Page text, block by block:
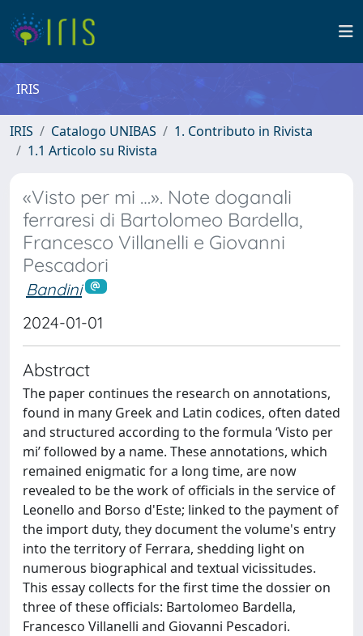
IRIS
IRIS Catalogo UNIBAS
1. Contributo in Rivista
1.1 Articolo su Rivista
«Visto per mi …». Note doganali
ferraresi di Bartolomeo Bardella,
Francesco Villanelli e Giovanni
Pescadori
Bandini
2024-01-01
Abstract
The paper continues the research on annotations,
found in many Greek and Latin codices, often dated
and structured according to the formula ‘Visto per
mi’ followed by a name. These annotations, which
remained enigmatic for a long time, are now
revealed to be the work of officials in the service of
Leonello and Borso d'Este; linked to the payment of
the import duty, they document the volume's entry
into the territory of Ferrara, shedding light on
numerous biographical and textual vicissitudes.
This essay collects for the first time the dossier on
three of these officials: Bartolomeo Bardella,
Francesco Villanelli and Giovanni Pescadori.